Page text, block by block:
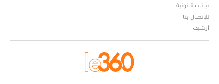
بيانات قانونية
للإتصال بنا
أرشيف